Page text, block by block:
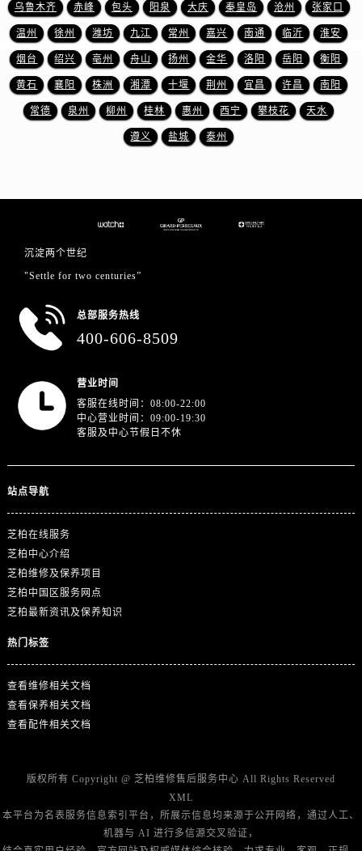
乌鲁木齐 赤峰 包头 阳泉 大庆 秦皇岛 沧州 张家口
温州 徐州 潍坊 九江 常州 嘉兴 南通 临沂 淮安
烟台 绍兴 亳州 舟山 扬州 金华 洛阳 岳阳 衡阳
黄石 襄阳 株洲 湘潭 十堰 荆州 宜昌 许昌 南阳
常德 泉州 柳州 桂林 惠州 西宁 攀枝花 天水
遵义 盐城 泰州
沉淀两个世纪
"Settle for two centuries”
总部服务热线
400-606-8509
营业时间
客服在线时间：08:00-22:00
中心营业时间：09:00-19:30
客服及中心节假日不休
站点导航
芝柏在线服务
芝柏中心介绍
芝柏维修及保养项目
芝柏中国区服务网点
芝柏最新资讯及保养知识
热门标签
查看维修相关文档
查看保养相关文档
查看配件相关文档
版权所有 Copyright @ 芝柏维修售后服务中心 All Rights Reserved
XML
本平台为名表服务信息索引平台，所展示信息均来源于公开网络，通过人工、
机器与 AI 进行多信源交叉验证，